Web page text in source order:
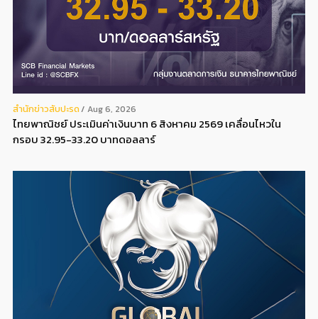
สํานักข่าวสับปะรด Aug 6, 2026
ไทยพาณิชย์ ประเมินค่าเงินบาท 6 สิงหาคม 2569 เคลื่อนไหวใน
กรอบ 32.95-33.20 บาทดอลลาร์